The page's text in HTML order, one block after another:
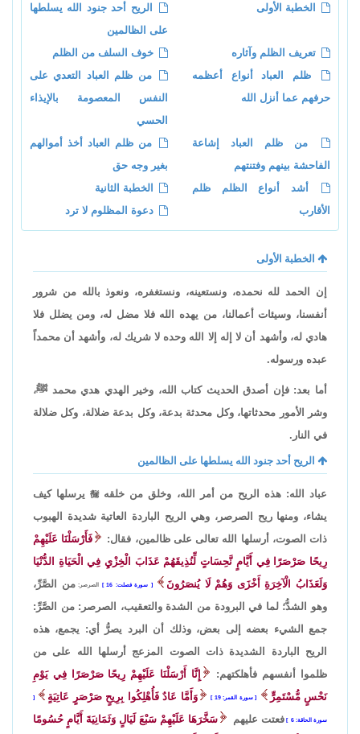
الخطبة الأولى
الريح أحد جنود الله يسلطها
على الظالمين
تعريف الظلم وآثاره
خوف السلف من الظلم
ظلم العباد أنواع أعظمه
حرفهم عما أنزل الله
من ظلم العباد التعدي على
النفس المعصومة بالإيذاء
الحسي
من ظلم العباد إشاعة
الفاحشة بينهم وفتنتهم
من ظلم العباد أخذ أموالهم
بغير وجه حق
أشد أنواع الظلم ظلم
الأقارب
الخطبة الثانية
دعوة المظلوم لا ترد
الخطبة الأولى
إن الحمد لله نحمده، ونستعينه، ونستغفره، ونعوذ بالله من شرور
أنفسنا، وسيئات أعمالنا، من يهده الله فلا مضل له، ومن يضلل فلا
هادي له، وأشهد أن لا إله إلا الله وحده لا شريك له، وأشهد أن محمداً
عبده ورسوله.
أما بعد: فإن أصدق الحديث كتاب الله، وخير الهدي هدي محمد ﷺ،
وشر الأمور محدثاتها، وكل محدثة بدعة، وكل بدعة ضلالة، وكل ضلالة
في النار.
الريح أحد جنود الله يسلطها على الظالمين
عباد الله: هذه الريح من أمر الله، وخلق من خلقهيرسلها كيف
يشاء، ومنها ريح الصرصر، وهي الريح الباردة العاتية شديدة الهبوب
ذات الصوت، أرسلها الله تعالى على ظالمين، فقال:
فَأَرْسَلْنَا عَلَيْهِمْ
رِيحًا صَرْصَرًا فِي أَيَّامٍ نَّحِسَاتٍ لِّنُذِيقَهُمْ عَذَابَ الْخِزْيِ فِي الْحَيَاةِ الدُّنْيَا
وَلَعَذَابُ الْآخِرَةِ أَخْزَى وَهُمْ لَا يُنصَرُونَ
سورة فصلت: 16 الصرصر:من الصَّرِّ،
وهو الشدُّ؛ لما في البرودة من الشدة والتعقيب، الصرصر: من الصَّرِّ:
جمع الشيء بعضه إلى بعض، وذلك أن البرد يصرُّ أي: يجمع، هذه
الريح الباردة الشديدة ذات الصوت المزعج أرسلها الله على من
ظلموا أنفسهم فأهلكتهم:
إِنَّا أَرْسَلْنَا عَلَيْهِمْ رِيحًا صَرْصَرًا فِي يَوْمِ
نَحْسٍ مُّسْتَمِرٍّ
سورة القمر: 19 وَأَمَّا عَادٌ فَأُهْلِكُوا بِرِيحٍ صَرْصَرٍ عَاتِيَةٍ
سورة الحاقة: 6 فعتت عليهم
سَخَّرَهَا عَلَيْهِمْ سَبْعَ لَيَالٍ وَثَمَانِيَةَ أَيَّامٍ حُسُومًا